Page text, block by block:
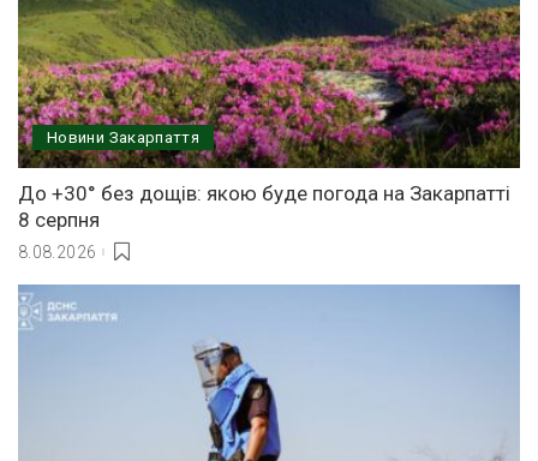
Новини Закарпаття
До +30° без дощів: якою буде погода на Закарпатті
8 серпня
8.08.2026